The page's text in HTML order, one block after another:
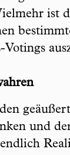
ist
und